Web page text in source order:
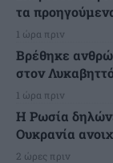
τα
1 ώρα πριν
Βρέθηκε
στον
1 ώρα πριν
Η Ρωσία
Ουκρανία
2 ώρες πριν